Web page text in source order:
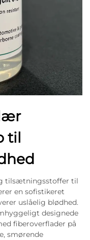
til
tilsætningsstoffer til
en sofistikeret
uslåelig blødhed.
designede
fiberoverflader på
smørende